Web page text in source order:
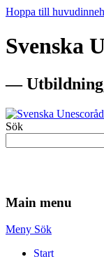
Hoppa till
Svenska
—
Sök
Main menu
Meny Sök
Start